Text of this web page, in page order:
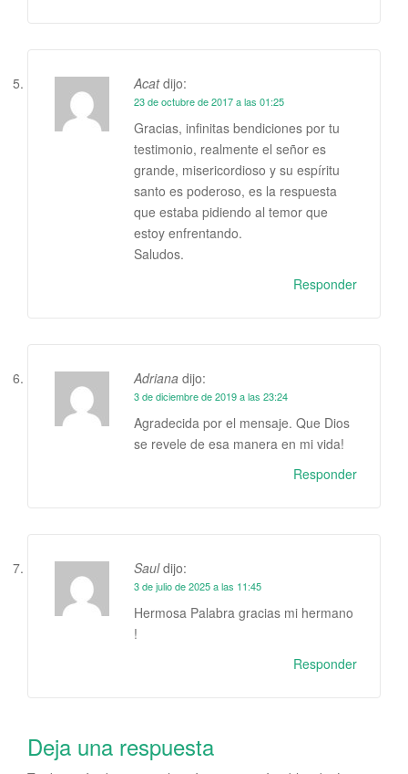
Acat dijo:
23 de octubre de 2017 a las 01:25
Gracias, infinitas bendiciones por tu
testimonio, realmente el señor es
grande, misericordioso y su espíritu
santo es poderoso, es la respuesta
que estaba pidiendo al temor que
estoy enfrentando.
Saludos.
Responder
Adriana dijo:
3 de diciembre de 2019 a las 23:24
Agradecida por el mensaje. Que Dios
se revele de esa manera en mi vida!
Responder
Saul dijo:
3 de julio de 2025 a las 11:45
Hermosa Palabra gracias mi hermano
!
Responder
Deja una respuesta